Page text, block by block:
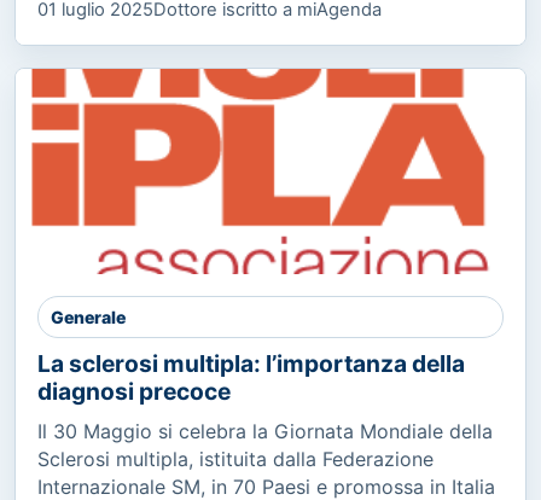
01 luglio 2025Dottore iscritto a miAgenda
Generale
La sclerosi multipla: l’importanza della
diagnosi precoce
Il 30 Maggio si celebra la Giornata Mondiale della
Sclerosi multipla, istituita dalla Federazione
Internazionale SM, in 70 Paesi e promossa in Italia